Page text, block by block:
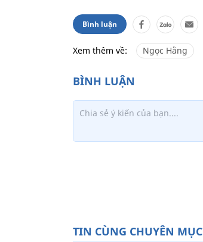
Bình luận
Xem thêm về: Ngọc Hằng
TIN CÙNG CHUYÊN MỤC